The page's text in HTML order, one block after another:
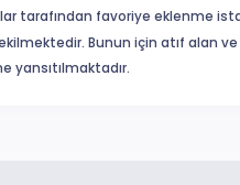
tarafından favoriye eklenme
Bunun için atıf alan
yansıtılmaktadır.